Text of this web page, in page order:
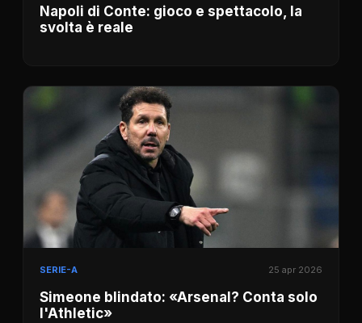
Napoli di Conte: gioco e spettacolo, la
svolta è reale
SERIE-A 25 apr 2026
Simeone blindato: «Arsenal? Conta solo
l'Athletic»